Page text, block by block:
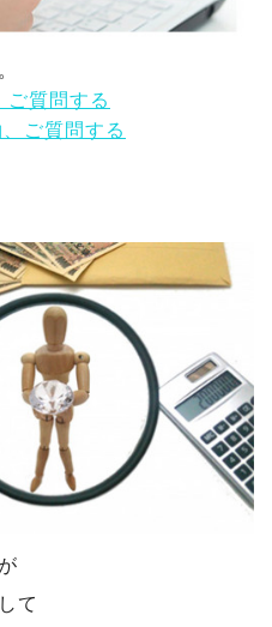
ご質問する
ご質問する
て